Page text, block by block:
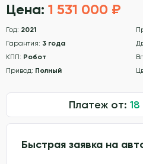
Цена: 1 531 000 ₽
Год: 2021
Гарантия: 3 года
КПП: Робот
Привод: Полный
Платеж от:
Быстрая заявка на